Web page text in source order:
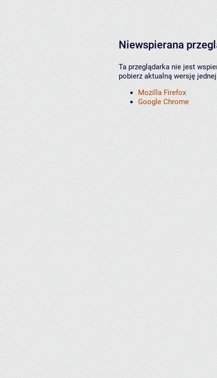
Niewspierana
Ta przeglądarka nie jest
pobierz aktualną wersję
Mozilla Firefox
Google Chrome